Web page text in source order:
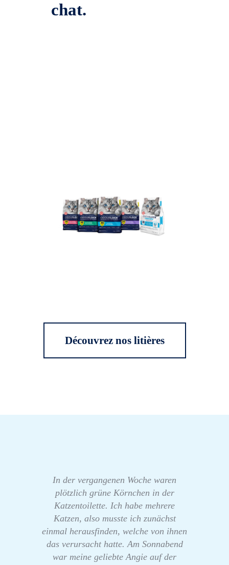
chat.
Découvrez nos litières
In der vergangenen Woche waren
plötzlich grüne Körnchen in der
Katzentoilette. Ich habe mehrere
Katzen, also musste ich zunächst
einmal herausfinden, welche von ihnen
das verursacht hatte. Am Sonnabend
war meine geliebte Angie auf der